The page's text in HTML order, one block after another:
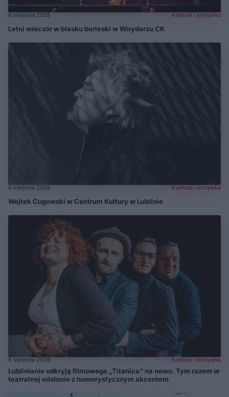
8 sierpnia 2026 Kultura i rozrywka
Letni wieczór w blasku burleski w Wirydarzu CK
8 sierpnia 2026 Kultura i rozrywka
Wojtek Cugowski w Centrum Kultury w Lublinie
8 sierpnia 2026 Kultura i rozrywka
Lublinianie odkryją filmowego „Titanica” na nowo. Tym razem w
teatralnej odsłonie z humorystycznym akcentem